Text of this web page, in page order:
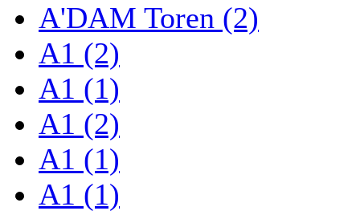
A'DAM Toren (2)
A1 (2)
A1 (1)
A1 (2)
A1 (1)
A1 (1)